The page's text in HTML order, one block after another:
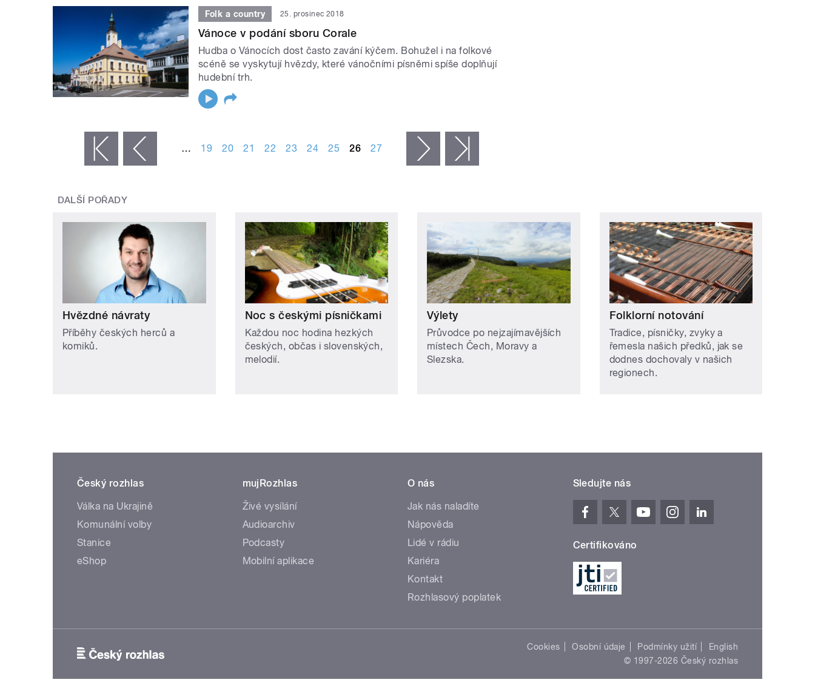
Folk a country 25. prosinec 2018
Vánoce v podání sboru Corale
Hudba o Vánocích dost často zavání kýčem. Bohužel i na folkové
scéně se vyskytují hvězdy, které vánočními písněmi spíše doplňují
hudební trh.
‹ předchozí … 19 20 21 22 23 24 25 26 27 následující ›
DALŠÍ POŘADY
Hvězdné návraty
Příběhy českých herců a
komiků.
Noc s českými písničkami
Každou noc hodina hezkých
českých, občas i slovenských,
melodií.
Výlety
Průvodce po nejzajímavějších
místech Čech, Moravy a
Slezska.
Folklorní notování
Tradice, písničky, zvyky a
řemesla našich předků, jak se
dodnes dochovaly v našich
regionech.
Český rozhlas
Válka na Ukrajině
Komunální volby
Stanice
eShop
mujRozhlas
Živé vysílání
Audioarchiv
Podcasty
Mobilní aplikace
O nás
Jak nás naladíte
Nápověda
Lidé v rádiu
Kariéra
Kontakt
Rozhlasový poplatek
Sledujte nás
Certifikováno
Cookies Osobní údaje Podmínky užití
English
© 1997-2026 Český rozhlas